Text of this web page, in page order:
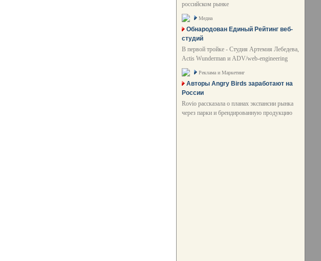
российском рынке
Медиа
Обнародован Единый Рейтинг веб-
студий
В первой тройке - Студия Артемия Лебедева,
Actis Wunderman и ADV/web-engineering
Реклама и Маркетинг
Авторы Angry Birds заработают на
России
Rovio рассказала о планах экспансии рынка
через парки и брендированную продукцию